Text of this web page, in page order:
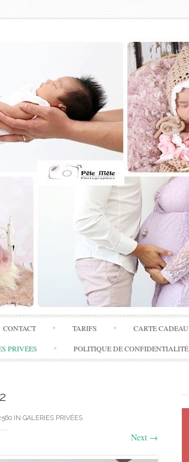
Skip
to
content
CONTACT TARIFS CARTE CADEAU
PRIVÉES POLITIQUE DE CONFIDENTIALITÉ
IN GALERIES PRIVÉES
Next →